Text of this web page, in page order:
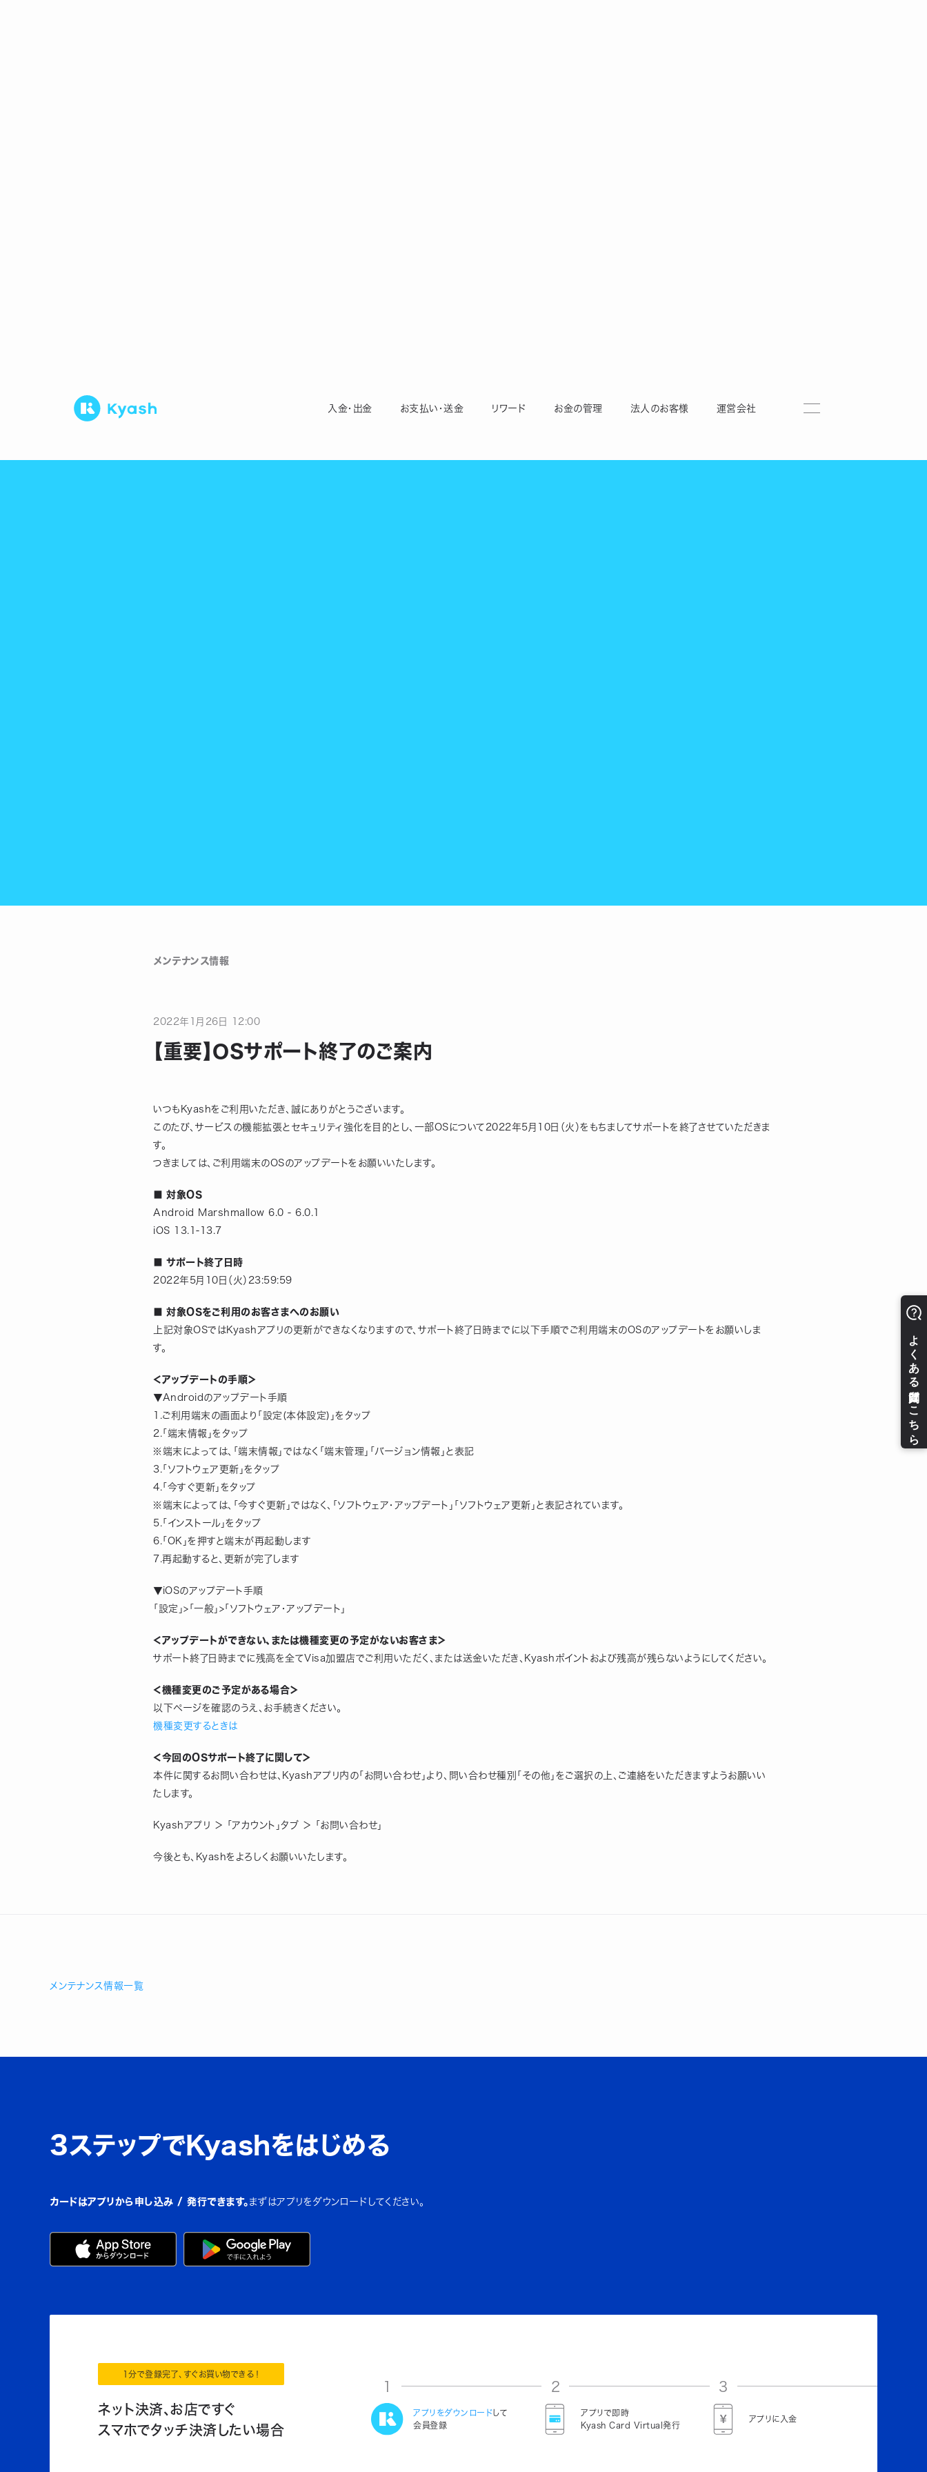
入金・出金 お支払い・送金 リワード お金の管理 法人のお客様 運営会社
メンテナンス情報
2022年 1 月 26 日 12:00
【重要】OSサポート終了のご案内
いつもKyashをご利用いただき、誠にありがとうございます。
このたび、サービスの機能拡張とセキュリティ強化を目的とし、一部OSについて2022年5月10日（火）をもちましてサポートを終了させていただきま
す。
つきましては、ご利用端末のOSのアップデートをお願いいたします。
■ 対象OS
Android Marshmallow 6.0 - 6.0.1
iOS 13.1-13.7
■ サポート終了日時
2022年5月10日（火）23:59:59
■ 対象OSをご利用のお客さまへのお願い
上記対象OSではKyashアプリの更新ができなくなりますので、サポート終了日時までに以下手順でご利用端末のOSのアップデートをお願いしま
す。
＜アップデートの手順＞
▼Androidのアップデート手順
1.ご利用端末の画面より「設定(本体設定)」をタップ
2.「端末情報」をタップ
※端末によっては、「端末情報」ではなく「端末管理」「バージョン情報」と表記
3.「ソフトウェア更新」をタップ
4.「今すぐ更新」をタップ
※端末によっては、「今すぐ更新」ではなく、「ソフトウェア・アップデート」「ソフトウェア更新」と表記されています。
5.「インストール」をタップ
6.「OK」を押すと端末が再起動します
7.再起動すると、更新が完了します
▼iOSのアップデート手順
「設定」>「一般」>「ソフトウェア・アップデート」
＜アップデートができない、または機種変更の予定がないお客さま＞
サポート終了日時までに残高を全てVisa加盟店でご利用いただく、または送金いただき、Kyashポイントおよび残高が残らないようにしてください。
＜機種変更のご予定がある場合＞
以下ページを確認のうえ、お手続きください。
機種変更するときは
＜今回のOSサポート終了に関して＞
本件に関するお問い合わせは、Kyashアプリ内の「お問い合わせ」より、問い合わせ種別「その他」をご選択の上、ご連絡をいただきますようお願いい
たします。
Kyashアプリ ＞ 「アカウント」タブ ＞ 「お問い合わせ」
今後とも、Kyashをよろしくお願いいたします。
メンテナンス情報一覧
3ステップでKyashをはじめる
カードはアプリから申し込み / 発行できます。 まずはアプリをダウンロードしてください。
1分で登録完了、すぐお買い物できる！
ネット決済、お店ですぐ
スマホでタッチ決済したい場合
1
アプリをダウンロード して
会員登録
2
アプリで即時
Kyash Card Virtual発行
3
アプリに入金